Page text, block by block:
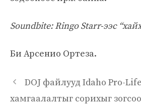
Soundbite: Ringo Starr-ээс
Би Арсенио Ортеза.
DOJ файлууд Idaho Pro-
хамгаалалтыг сорихыг